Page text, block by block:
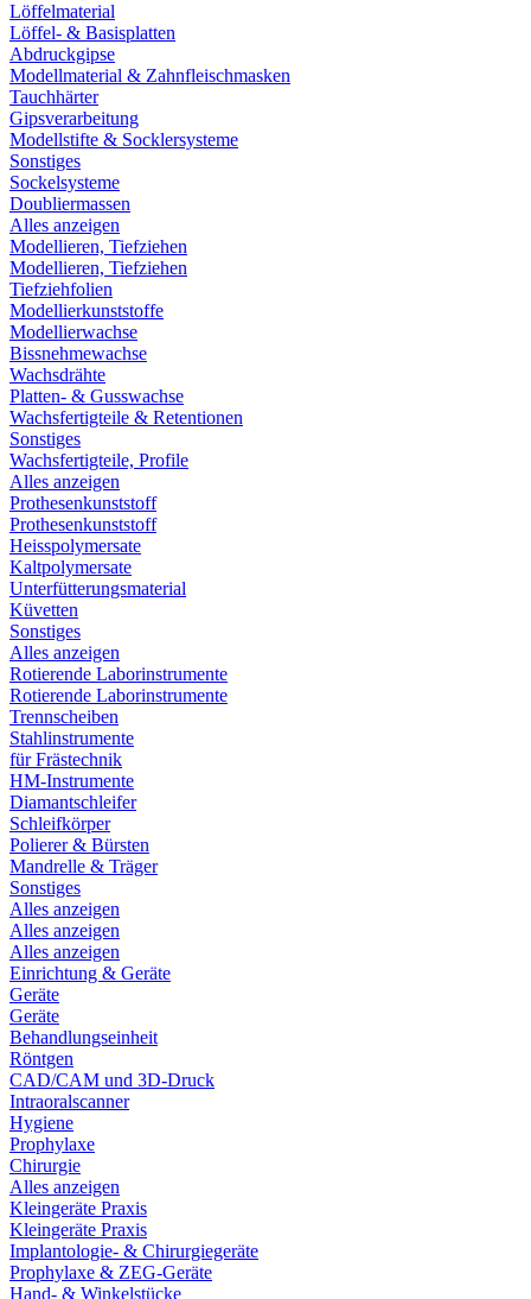
Löffelmaterial
Löffel- & Basisplatten
Abdruckgipse
Modellmaterial & Zahnfleischmasken
Tauchhärter
Gipsverarbeitung
Modellstifte & Socklersysteme
Sonstiges
Sockelsysteme
Doubliermassen
Alles anzeigen
Modellieren, Tiefziehen
Modellieren, Tiefziehen
Tiefziehfolien
Modellierkunststoffe
Modellierwachse
Bissnehmewachse
Wachsdrähte
Platten- & Gusswachse
Wachsfertigteile & Retentionen
Sonstiges
Wachsfertigteile, Profile
Alles anzeigen
Prothesenkunststoff
Prothesenkunststoff
Heisspolymersate
Kaltpolymersate
Unterfütterungsmaterial
Küvetten
Sonstiges
Alles anzeigen
Rotierende Laborinstrumente
Rotierende Laborinstrumente
Trennscheiben
Stahlinstrumente
für Frästechnik
HM-Instrumente
Diamantschleifer
Schleifkörper
Polierer & Bürsten
Mandrelle & Träger
Sonstiges
Alles anzeigen
Alles anzeigen
Alles anzeigen
Einrichtung & Geräte
Geräte
Geräte
Behandlungseinheit
Röntgen
CAD/CAM und 3D-Druck
Intraoralscanner
Hygiene
Prophylaxe
Chirurgie
Alles anzeigen
Kleingeräte Praxis
Kleingeräte Praxis
Implantologie- & Chirurgiegeräte
Prophylaxe & ZEG-Geräte
Hand- & Winkelstücke